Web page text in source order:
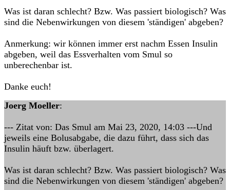
Was ist daran schlecht? Bzw. Was passiert biologisch? Was
sind die Nebenwirkungen von diesem 'ständigen' abgeben?
Anmerkung: wir können immer erst nachm Essen Insulin
abgeben, weil das Essverhalten vom Smul so
unberechenbar ist.
Danke euch!
Joerg Moeller:
--- Zitat von: Das Smul am Mai 23, 2020, 14:03 ---Und
jeweils eine Bolusabgabe, die dazu führt, dass sich das
Insulin häuft bzw. überlagert.
Was ist daran schlecht? Bzw. Was passiert biologisch? Was
sind die Nebenwirkungen von diesem 'ständigen' abgeben?